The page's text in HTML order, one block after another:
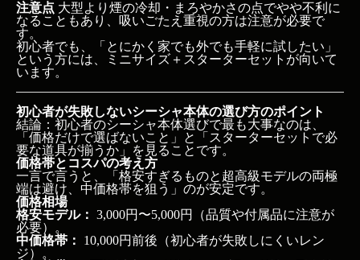
注意点 大型より煙の冷却・まろやかさの点でやや不利に
なることもあり、吸いごたえ重視の方は注意が必要で
す。
初心者でも、「とにかく家でも外でも手軽に試したい」
という方には、ミニサイズ＋スターターセットが向いて
います。
初心者が失敗しないシーシャ本体の選び方のポイント
結論：初心者のシーシャ本体選びで最も大事なのは、
「価格だけで選ばないこと」と「スターターセットで必
要な道具が揃うか」を見ることです。
価格帯とコスパの考え方
一言で言うと、「格安すぎるものと超高級モデルの両極
端は避け、中価格帯を狙う」のが安定です。
価格相場
格安モデル： 3,000円〜5,000円（品質や付属品に注意が
必要）。
中価格帯：
10,000円前後（初心者が失敗しにくいレン
ジ）。
価格帯とコスパの考え方
素材・メンテナンス性・安定性で選ぶ
スターターセットの有無とブランドで選ぶ
よくある質問（シーシャ本体の選び方）
Q2. ミニサイズのシーシャは初心者には向いていま
せんか？
Q3. シーシャ本体の価格はいくらくらいを目安にす
べきですか？
Q4. ガラス製とアクリル製、どちらが初心者向きで
すか？
Q5. スターターセットは本当に必要ですか？
Q6. シーシャ本体を選ぶときにチェックすべきポイ
ントは？